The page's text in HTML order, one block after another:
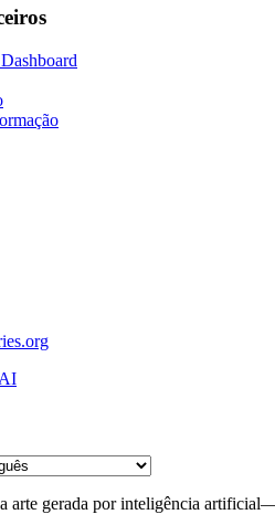
arte gerada por inteligência artificial